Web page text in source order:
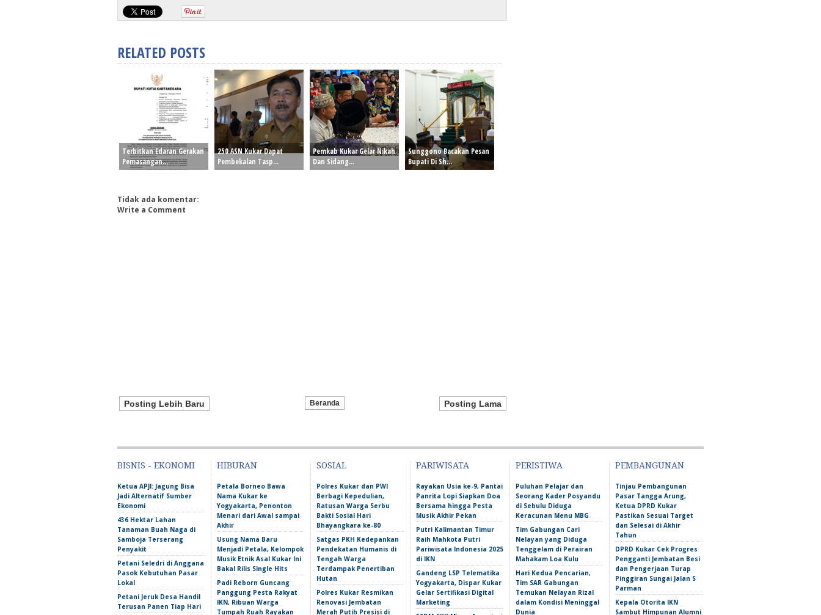
RELATED POSTS
Terbitkan Edaran Gerakan
Pemasangan...
250 ASN Kukar Dapat
Pembekalan Tasp...
Pemkab Kukar Gelar Nikah
Dan Sidang...
Sunggono Bacakan Pesan
Bupati Di Sh...
Tidak ada komentar:
Write a Comment
Posting Lebih Baru Posting Lama
Beranda
BISNIS - EKONOMI
Ketua APJI: Jagung Bisa
Jadi Alternatif Sumber
Ekonomi
436 Hektar Lahan
Tanaman Buah Naga di
Samboja Terserang
Penyakit
Petani Seledri di Anggana
Pasok Kebutuhan Pasar
Lokal
Petani Jeruk Desa Handil
Terusan Panen Tiap Hari
HIBURAN
Petala Borneo Bawa
Nama Kukar ke
Yogyakarta, Penonton
Menari dari Awal sampai
Akhir
Usung Nama Baru
Menjadi Petala, Kelompok
Musik Etnik Asal Kukar Ini
Bakal Rilis Single Hits
Padi Reborn Guncang
Panggung Pesta Rakyat
IKN, Ribuan Warga
Tumpah Ruah Rayakan
SOSIAL
Polres Kukar dan PWI
Berbagi Kepedulian,
Ratusan Warga Serbu
Bakti Sosial Hari
Bhayangkara ke-80
Satgas PKH Kedepankan
Pendekatan Humanis di
Tengah Warga
Terdampak Penertiban
Hutan
Polres Kukar Resmikan
Renovasi Jembatan
Merah Putih Presisi di
PARIWISATA
Rayakan Usia ke-9, Pantai
Panrita Lopi Siapkan Doa
Bersama hingga Pesta
Musik Akhir Pekan
Putri Kalimantan Timur
Raih Mahkota Putri
Pariwisata Indonesia 2025
di IKN
Gandeng LSP Telematika
Yogyakarta, Dispar Kukar
Gelar Sertifikasi Digital
Marketing
PERISTIWA
Puluhan Pelajar dan
Seorang Kader Posyandu
di Sebulu Diduga
Keracunan Menu MBG
Tim Gabungan Cari
Nelayan yang Diduga
Tenggelam di Perairan
Mahakam Loa Kulu
Hari Kedua Pencarian,
Tim SAR Gabungan
Temukan Nelayan Rizal
dalam Kondisi Meninggal
Dunia
PEMBANGUNAN
Tinjau Pembangunan
Pasar Tangga Arung,
Ketua DPRD Kukar
Pastikan Sesuai Target
dan Selesai di Akhir
Tahun
DPRD Kukar Cek Progres
Pengganti Jembatan Besi
dan Pengerjaan Turap
Pinggiran Sungai Jalan S
Parman
Kepala Otorita IKN
Sambut Himpunan Alumni